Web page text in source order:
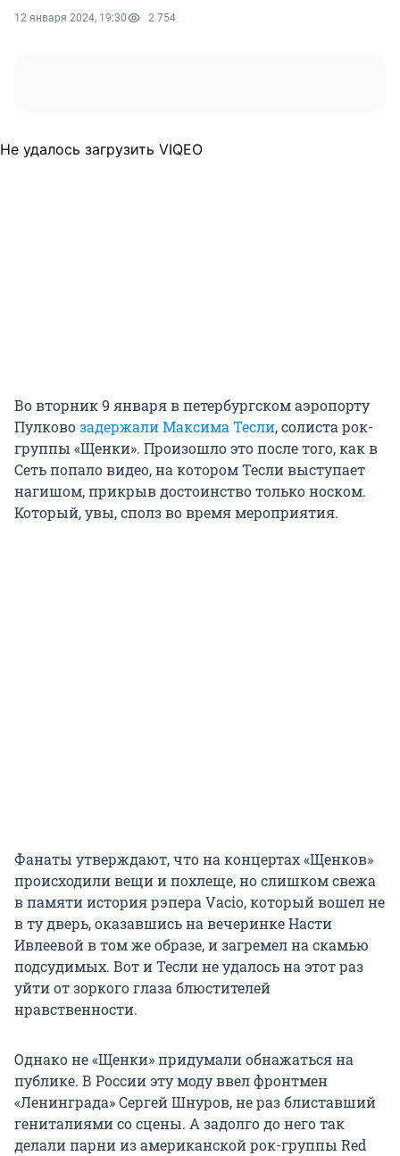
12 января 2024, 19:30 2 754
Не удалось загрузить VIQEO
Во вторник 9 января в петербургском аэропорту
Пулковозадержали Максима Тесли, солиста рок-
группы «Щенки». Произошло это после того, как в
Сеть попало видео, на котором Тесли выступает
нагишом, прикрыв достоинство только носком.
Который, увы, сполз во время мероприятия.
Фанаты утверждают, что на концертах «Щенков»
происходили вещи и похлеще, но слишком свежа
в памяти история рэпера Vacio, который вошел не
в ту дверь, оказавшись на вечеринке Насти
Ивлеевой в том же образе, и загремел на скамью
подсудимых. Вот и Тесли не удалось на этот раз
уйти от зоркого глаза блюстителей
нравственности.
Однако не «Щенки» придумали обнажаться на
публике. В России эту моду ввел фронтмен
«Ленинграда» Сергей Шнуров, не раз блиставший
гениталиями со сцены. А задолго до него так
делали парни из американской рок-группы Red